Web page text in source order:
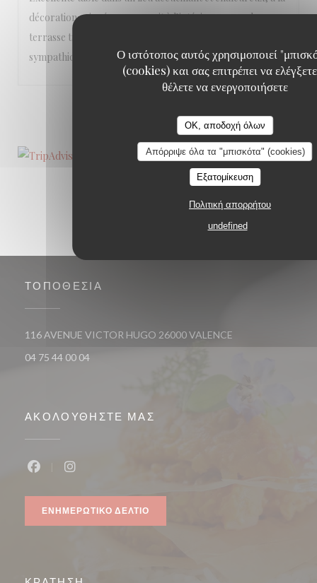
Ο ιστότοπος αυτός χρησιμοποιεί
(cookies) και σας επιτρέπει να ελέγξετε
θέλετε να ενεργοποιήσετε
OK, αποδοχή όλων
Απόρριψε όλα τα "μπισκότα" (cookies)
Εξατομίκευση
Πολιτική απορρήτου
undefined
décoration soignée, que ce soit à l’intérieur ou sur la
terrasse très agréable. Le personnel est vraiment
sympathique!
ΤΟΠΟΘΕΣΊΑ
116 AVENUE VICTOR HUGO 26000 VALENCE
04 75 44 00 04
ΑΚΟΛΟΥΘΉΣΤΕ ΜΑΣ
ΕΝΗΜΕΡΩΤΙΚΌ ΔΕΛΤΊΟ